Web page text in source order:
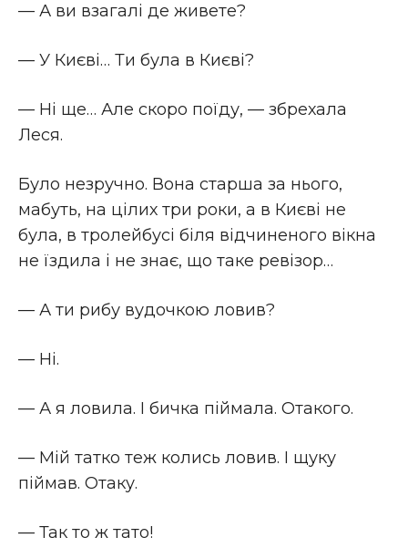
— А ви взагалі де живете?
— У Києві… Ти була в Києві?
— Ні ще… Але скоро поїду, — збрехала
Леся.
Було незручно. Вона старша за нього,
мабуть, на цілих три роки, а в Києві не
була, в тролейбусі біля відчиненого вікна
не їздила і не знає, що таке ревізор…
— А ти рибу вудочкою ловив?
— Ні.
— А я ловила. І бичка піймала. Отакого.
— Мій татко теж колись ловив. І щуку
піймав. Отаку.
— Так то ж тато!